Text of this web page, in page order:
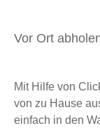
Vor Ort
Mit Hilfe von
von zu Hause
einfach in den